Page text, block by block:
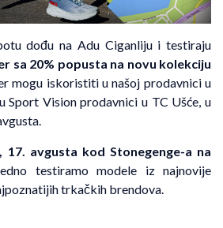
dođu na Adu Ciganliju i testiraju
sa 20% popusta na novu kolekciju
mogu iskoristiti u našoj prodavnici u
Vision prodavnici u TC Ušće, u
avgusta kod Stonegenge-a na
testiramo modele iz najnovije
trkačkih brendova.